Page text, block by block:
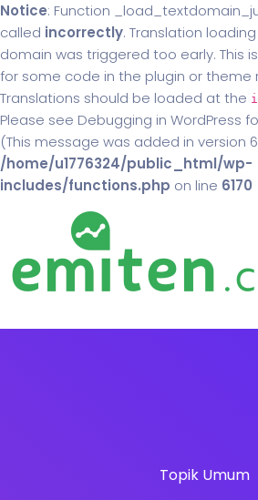
Notice: Function
called incorrectly. Translation
domain was triggered too early. This
for some code in the plugin or theme
Translations should be loaded at the
Please see Debugging in WordPress
(This message was added in version
/home/u1776324/public_html/wp-
includes/functions.php on line 6170
Topik Umum